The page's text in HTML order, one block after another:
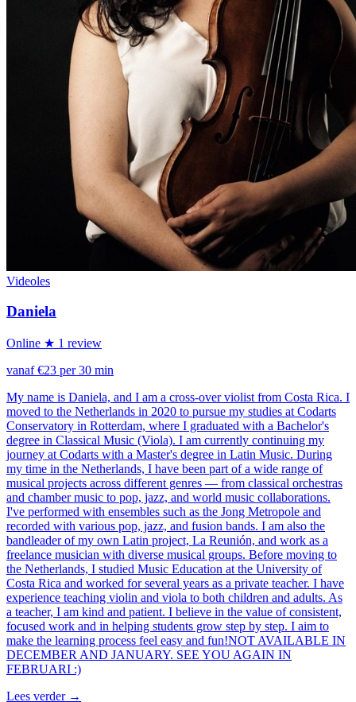
Videoles
Daniela
Online ★ 1 review
vanaf €23 per 30 min
My name is Daniela, and I am a cross-over violist from Costa Rica. I
moved to the Netherlands in 2020 to pursue my studies at Codarts
Conservatory in Rotterdam, where I graduated with a Bachelor's
degree in Classical Music (Viola). I am currently continuing my
journey at Codarts with a Master's degree in Latin Music. During
my time in the Netherlands, I have been part of a wide range of
musical projects across different genres — from classical orchestras
and chamber music to pop, jazz, and world music collaborations.
I've performed with ensembles such as the Jong Metropole and
recorded with various pop, jazz, and fusion bands. I am also the
bandleader of my own Latin project, La Reunión, and work as a
freelance musician with diverse musical groups. Before moving to
the Netherlands, I studied Music Education at the University of
Costa Rica and worked for several years as a private teacher. I have
experience teaching violin and viola to both children and adults. As
a teacher, I am kind and patient. I believe in the value of consistent,
focused work and in helping students grow step by step. I aim to
make the learning process feel easy and fun!NOT AVAILABLE IN
DECEMBER AND JANUARY. SEE YOU AGAIN IN
FEBRUARI :)
Lees verder →